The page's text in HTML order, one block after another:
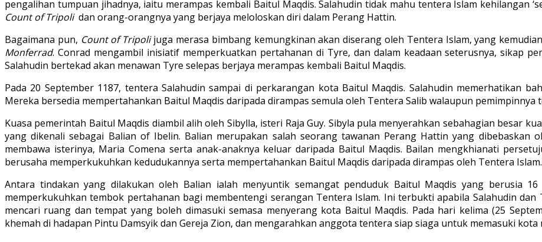
pengalihan tumpuan jihadnya, iaitu merampas kembali Baitul Maqdis. Salahudin tidak mahu tentera Islam kehilangan
Count of Tripolidan orang-orangnya yang berjaya meloloskan diri dalam Perang Hattin.
Bagaimana pun, Count of Tripolijuga merasa bimbang kemungkinan akan diserang oleh Tentera Islam, yang
Monferrad. Conrad mengambil inisiatif memperkuatkan pertahanan di Tyre, dan dalam keadaan seterusnya, sikap
Salahudin bertekad akan menawan Tyre selepas berjaya merampas kembali Baitul Maqdis.
Pada 20 September 1187, tentera Salahudin sampai di perkarangan kota Baitul Maqdis. Salahudin memerhatikan
Mereka bersedia mempertahankan Baitul Maqdis daripada dirampas semula oleh Tentera Salib walaupun pemimpinnya
Kuasa pemerintah Baitul Maqdis diambil alih oleh Sibylla, isteri Raja Guy. Sibyla pula menyerahkan sebahagian besar
yang dikenali sebagai Balian of Ibelin. Balian merupakan salah seorang tawanan Perang Hattin yang dibebaskan
membawa isterinya, Maria Comena serta anak-anaknya keluar daripada Baitul Maqdis. Bailan mengkhianati
berusaha memperkukuhkan kedudukannya serta mempertahankan Baitul Maqdis daripada dirampas oleh Tentera Islam.
Antara tindakan yang dilakukan oleh Balian ialah menyuntik semangat penduduk Baitul Maqdis yang berusia
memperkukuhkan tembok pertahanan bagi membentengi serangan Tentera Islam. Ini terbukti apabila Salahudin
mencari ruang dan tempat yang boleh dimasuki semasa menyerang kota Baitul Maqdis. Pada hari kelima (25
khemah di hadapan Pintu Damsyik dan Gereja Zion, dan mengarahkan anggota tentera siap siaga untuk memasuki